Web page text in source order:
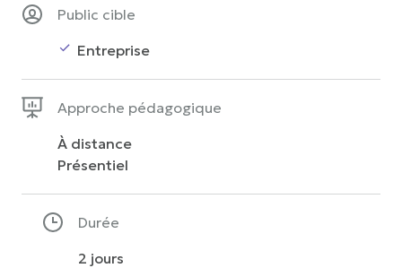
Public cible
Entreprise
Approche pédagogique
À distance
Présentiel
Durée
2 jours